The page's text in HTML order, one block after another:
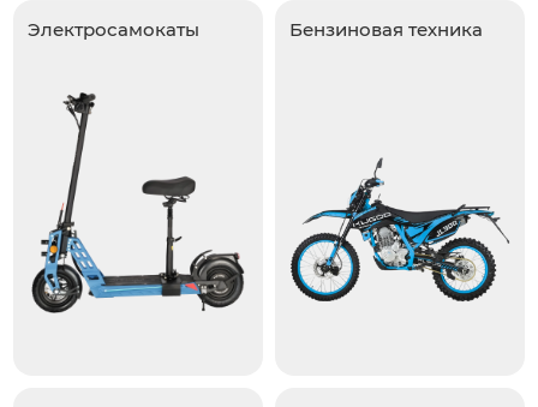
Электросамокаты Бензиновая техника